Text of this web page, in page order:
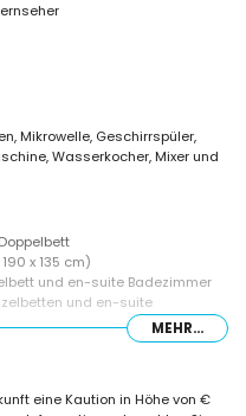
Mikrowelle, Geschirrspüler,
Wasserkocher, Mixer und
x 135 cm)
und en-suite Badezimmer
und en-suite
und WC
MEHR...
eine Kaution in Höhe von €